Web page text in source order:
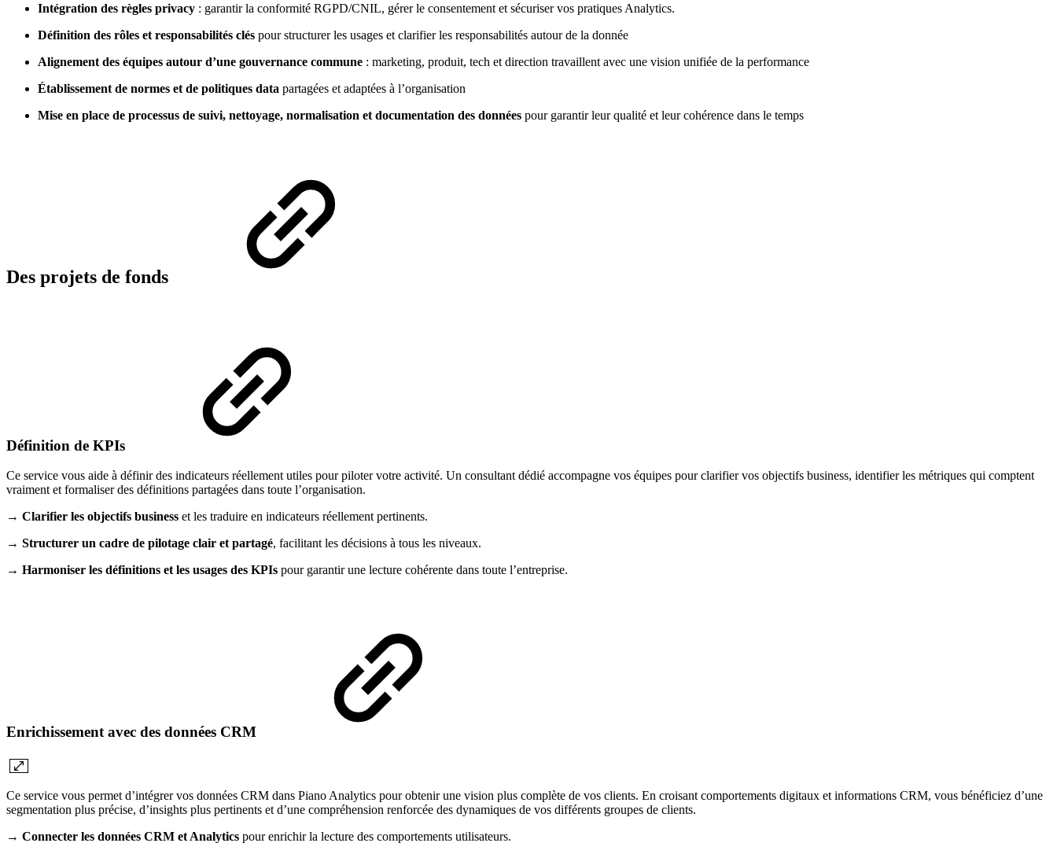
Intégration des règles privacy : garantir la conformité RGPD/CNIL, gérer le consentement et sécuriser vos pratiques Analytics.
Définition des rôles et responsabilités clés pour structurer les usages et clarifier les responsabilités autour de la donnée
Alignement des équipes autour d’une gouvernance commune : marketing, produit, tech et direction travaillent avec une vision unifiée de la performance
Établissement de normes et de politiques data partagées et adaptées à l’organisation
Mise en place de processus de suivi, nettoyage, normalisation et documentation des données pour garantir leur qualité et leur cohérence dans le temps
Des projets de fonds
Définition de KPIs
Ce service vous aide à définir des indicateurs réellement utiles pour piloter votre activité. Un consultant dédié accompagne vos équipes pour clarifier vos objectifs business, identifier les métriques qui comptent
vraiment et formaliser des définitions partagées dans toute l’organisation.
→ Clarifier les objectifs business et les traduire en indicateurs réellement pertinents.
→ Structurer un cadre de pilotage clair et partagé, facilitant les décisions à tous les niveaux.
→ Harmoniser les définitions et les usages des KPIs pour garantir une lecture cohérente dans toute l’entreprise.
Enrichissement avec des données CRM
Ce service vous permet d’intégrer vos données CRM dans Piano Analytics pour obtenir une vision plus complète de vos clients. En croisant comportements digitaux et informations CRM, vous bénéficiez d’une
segmentation plus précise, d’insights plus pertinents et d’une compréhension renforcée des dynamiques de vos différents groupes de clients.
→ Connecter les données CRM et Analytics pour enrichir la lecture des comportements utilisateurs.